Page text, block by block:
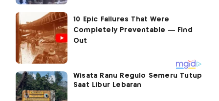
Wisata Ranu Regulo Semeru Tutup
Saat Libur Lebaran